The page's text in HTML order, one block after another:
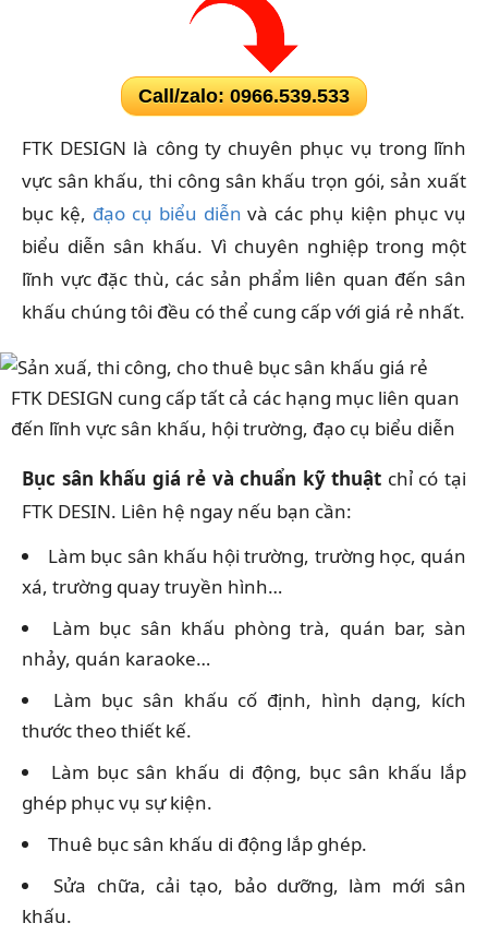
Call/zalo: 0966.539.533
FTK DESIGN là công ty chuyên phục vụ trong lĩnh
vực sân khấu, thi công sân khấu trọn gói, sản xuất
bục kệ, đạo cụ biểu diễn và các phụ kiện phục vụ
biểu diễn sân khấu. Vì chuyên nghiệp trong một
lĩnh vực đặc thù, các sản phẩm liên quan đến sân
khấu chúng tôi đều có thể cung cấp với giá rẻ nhất.
FTK DESIGN cung cấp tất cả các hạng mục liên quan
đến lĩnh vực sân khấu, hội trường, đạo cụ biểu diễn
Bục sân khấu giá rẻ và chuẩn kỹ thuật chỉ có tại
FTK DESIN. Liên hệ ngay nếu bạn cần:
Làm bục sân khấu hội trường, trường học, quán
xá, trường quay truyền hình…
Làm bục sân khấu phòng trà, quán bar, sàn
nhảy, quán karaoke…
Làm bục sân khấu cố định, hình dạng, kích
thước theo thiết kế.
Làm bục sân khấu di động, bục sân khấu lắp
ghép phục vụ sự kiện.
Thuê bục sân khấu di động lắp ghép.
Sửa chữa, cải tạo, bảo dưỡng, làm mới sân
khấu.